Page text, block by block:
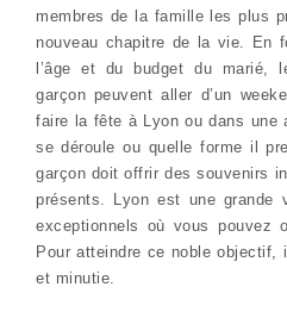
membres de la famille les plus
nouveau chapitre de la vie. En
l’âge et du budget du marié,
garçon peuvent aller d’un
faire la fête à Lyon ou dans une
se déroule ou quelle forme il
garçon doit offrir des souvenirs
présents. Lyon est une grande
exceptionnels où vous pouvez
Pour atteindre ce noble
et minutie.